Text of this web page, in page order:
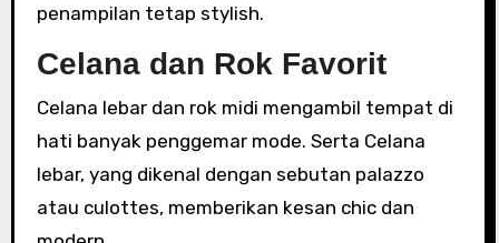
penampilan tetap stylish.
Celana dan Rok Favorit
Celana lebar dan rok midi mengambil tempat di
hati banyak penggemar mode. Serta Celana
lebar, yang dikenal dengan sebutan palazzo
atau culottes, memberikan kesan chic dan